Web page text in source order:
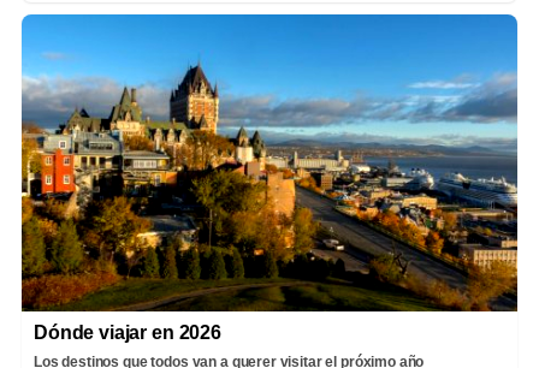
Dónde viajar en 2026
Los destinos que todos van a querer visitar el próximo año